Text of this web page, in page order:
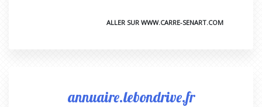
ALLER SUR WWW.CARRE-SENART.COM
annuaire.lebondrive.fr